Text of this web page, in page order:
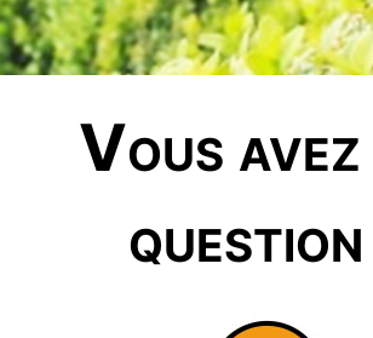
Vous avez